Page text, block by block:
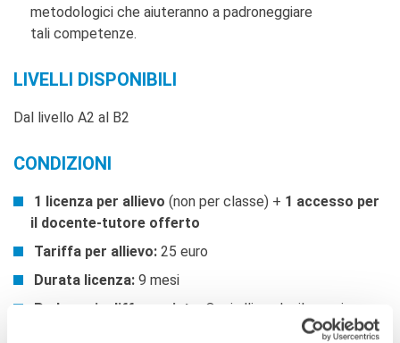
metodologici che aiuteranno a padroneggiare
tali competenze.
LIVELLI DISPONIBILI
Dal livello A2 al B2
CONDIZIONI
1 licenza per allievo (non per classe) + 1 accesso per
il docente-tutore offerto
Tariffa per allievo: 25 euro
Durata licenza: 9 mesi
Pedagogia differenziata:
Ogni allievo ha il proprio